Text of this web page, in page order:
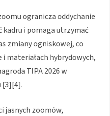
ogranicza oddychanie
i pomaga utrzymać
zmiany ogniskowej, co
materiałach hybrydowych,
TIPA 2026 w
[3][4].
jasnych zoomów,